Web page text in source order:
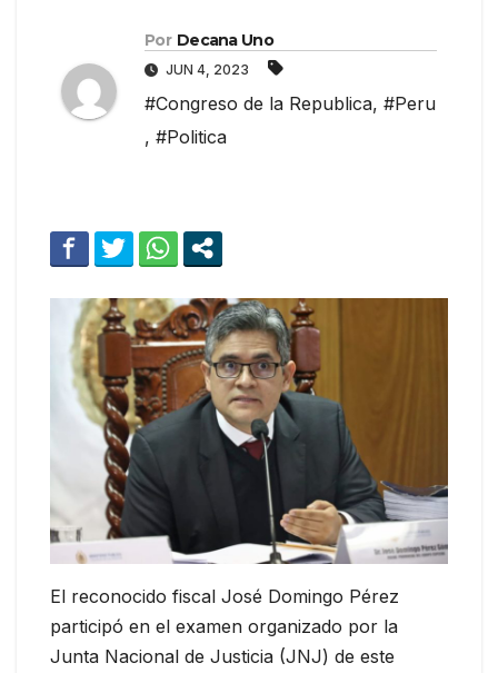
Por Decana Uno
JUN 4, 2023
#Congreso de la Republica, #Peru
, #Politica
El reconocido fiscal José Domingo Pérez
participó en el examen organizado por la
Junta Nacional de Justicia (JNJ) de este